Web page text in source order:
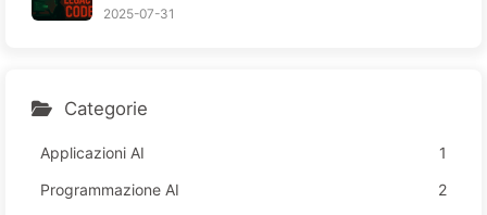
unziona, i dipendenti soffrono di più—Impara lent
2025-07-31
Categorie
Applicazioni AI
1
Programmazione AI
2